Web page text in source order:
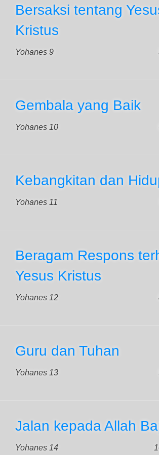
Bersaksi tentang
Kristus
Yohanes 9
Gembala yang Baik
Yohanes 10
Kebangkitan dan
Yohanes 11
Beragam Respons
Yesus Kristus
Yohanes 12
Guru dan Tuhan
Yohanes 13
Jalan kepada Allah
Yohanes 14